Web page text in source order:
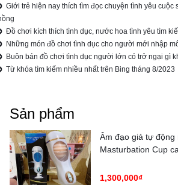
Giới trẻ hiện nay thích tìm đọc chuyện tình yêu cuộc
Đồ chơi kích thích tình dục, nước hoa tình yêu tìm
Những món đồ chơi tình dục cho người mới nhập
Buôn bán đồ chơi tình dục người lớn có trở ngại gì
Từ khóa tìm kiếm nhiều nhất trên Bing tháng 8/2023
Sản phẩm
Âm đạo giả tự
Masturbation Cup
1,300,000₫